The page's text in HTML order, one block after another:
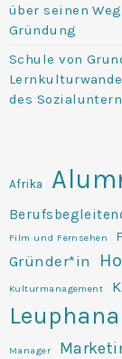
über seinen
Gründung
Schule von
des
Afrika
Film und Fernsehen
Gründer*in
Kulturmanagement
Manager